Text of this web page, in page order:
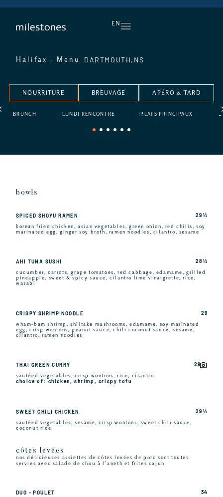
EN
Halifax - Menu DARTMOUTH, NS
NOURRITURE BREUVAGE APÉRO & TARD
BRUNCH LUNDI RENCONTRE PLATS PRINCIPAUX
bowls
SPICED SHOYU RAMEN
korean fried chicken, asian vegetables, green onion, red chilis, soy
marinated egg, ginger soy broth, ramen noodles, cilantro, sesame
29 ½
AHI TUNA SUSHI
cucumber, carrots, grape tomatoes, red cabbage, edamame, grilled
pineapple, sweet & spicy sauce, cilantro lime vinaigrette, rice,
wasabi
28 ½
CRISPY SHRIMP NOODLE
wham-bam shrimp, shiitake mushrooms, edamame, soy marinated
egg, crisp wontons, peanut sauce, chili coconut sauce, sesame,
cilantro, ramen noodles
29
THAI GREEN CURRY
sautéed vegetables, crisp wontons, rice, cilantro
choice of: chicken, shrimp, crispy tofu
29
SWEET CHILI CHICKEN
sautéed vegetables, sesame, crisp wontons, sweet chili sauce,
coconut rice
29 ½
côtes levées
nos délicieuses assiettes de côtes levées de porc sont toutes
servies avec salade de chou à l’aneth et frites cajun
DUO - POULET 34